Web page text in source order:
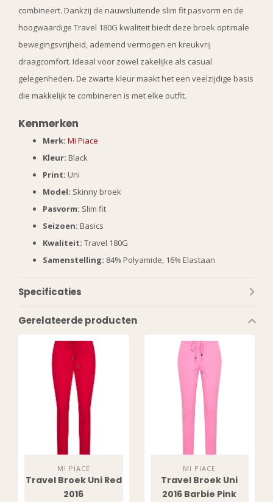
combineert. Dankzij de nauwsluitende slim fit pasvorm en de
hoogwaardige Travel 180G kwaliteit biedt deze broek optimale
bewegingsvrijheid, ademend vermogen en kreukvrij
draagcomfort. Ideaal voor zowel zakelijke als casual
gelegenheden. De zwarte kleur maakt het een veelzijdige basis
die makkelijk te combineren is met elke outfit.
Kenmerken
Merk: Mi Piace
Kleur: Black
Print: Uni
Model: Skinny broek
Pasvorm: Slim fit
Seizoen: Basics
Kwaliteit: Travel 180G
Samenstelling: 84% Polyamide, 16% Elastaan
Specificaties
Gerelateerde producten
MI PIACE
Travel Broek Uni Red
2016
MI PIACE
Travel Broek Uni
2016 Barbie Pink